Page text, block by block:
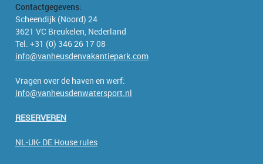
Contactgegevens:
Scheendijk (Noord) 24
3621 VC Breukelen, Nederland
Tel. +31 (0) 346 26 17 08
info@vanheusdenvakantiepark.com
Vragen over de haven en werf:
info@vanheusdenwatersport.nl
RESERVEREN
NL-UK- DE House rules